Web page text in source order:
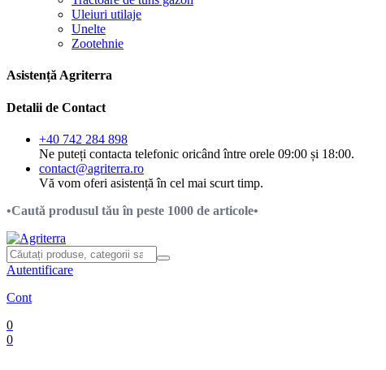
Uleiuri utilaje
Unelte
Zootehnie
Asistență Agriterra
Detalii de Contact
+40 742 284 898
Ne puteți contacta telefonic oricând între orele 09:00 și 18:00.
contact@agriterra.ro
Vă vom oferi asistență în cel mai scurt timp.
•Caută produsul tău în peste 1000 de articole•
Autentificare
Cont
0
0